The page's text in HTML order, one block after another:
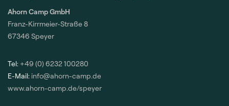
Ahorn Camp GmbH
Franz-Kirrmeier-Straße 8
67346 Speyer
Tel: +49 (0) 6232 100280
E-Mail: info@ahorn-camp.de
www.ahorn-camp.de/speyer